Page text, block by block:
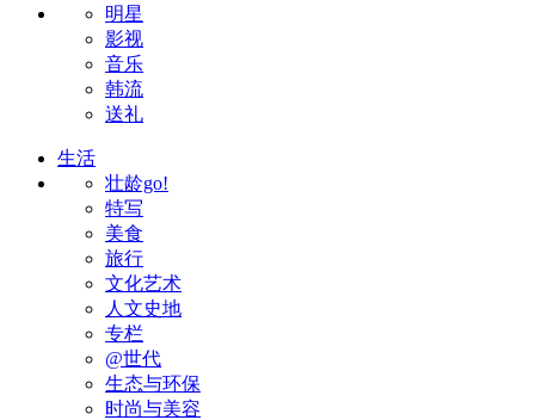
明星
影视
音乐
韩流
送礼
生活
壮龄go!
特写
美食
旅行
文化艺术
人文史地
专栏
@世代
生态与环保
时尚与美容